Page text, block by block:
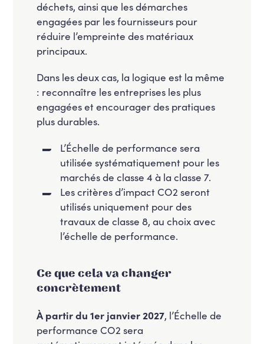
déchets, ainsi que les démarches
engagées par les fournisseurs pour
réduire l’empreinte des matériaux
principaux.
Dans les deux cas, la logique est la même
: reconnaître les entreprises les plus
engagées et encourager des pratiques
plus durables.
L’Échelle de performance sera
utilisée systématiquement pour les
marchés de classe 4 à la classe 7.
Les critères d’impact CO2 seront
utilisés uniquement pour des
travaux de classe 8, au choix avec
l’échelle de performance.
Ce que cela va changer
concrètement
À partir du 1er janvier 2027, l’Échelle de
performance CO2 sera